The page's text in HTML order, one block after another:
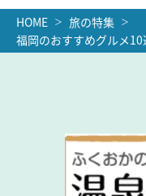
HOME
旅の特集
福岡のおすすめグルメ